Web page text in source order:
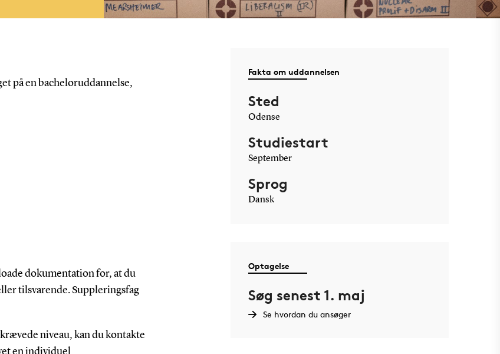
på en bacheloruddannelse,
dokumentation for, at du
tilsvarende. Suppleringsfag
niveau, kan du kontakte
en individuel
Fakta om uddannelsen
Sted
Odense
Studiestart
September
Sprog
Dansk
Optagelse
Søg senest 1. maj
Se hvordan du ansøger